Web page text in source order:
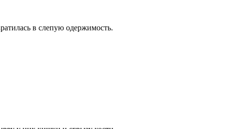
в слепую одержимость.